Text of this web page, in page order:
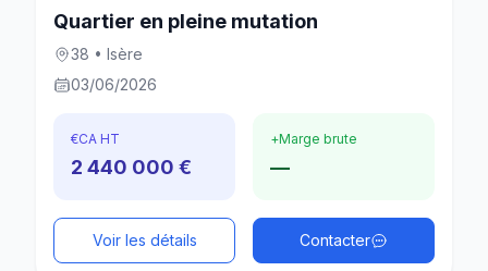
Quartier en pleine mutation
38 • Isère
03/06/2026
€CA HT
2 440 000 €
+Marge brute
—
Voir les détails Contacter